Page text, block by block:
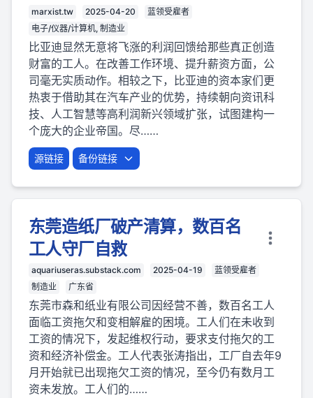
marxist.tw 2025-04-20
蓝领受雇者
电子/仪器/计算机, 制造业
比亚迪显然无意将飞涨的利润回馈给那些真正创造
财富的工人。在改善工作环境、提升薪资方面，公
司毫无实质动作。相较之下，比亚迪的资本家们更
热衷于借助其在汽车产业的优势，持续朝向资讯科
技、人工智慧等高利润新兴领域扩张，试图建构一
个庞大的企业帝国。尽……
源链接 备份链接
东莞造纸厂破产清算，数百名
工人守厂自救
aquariuseras.substack.com 2025-04-19
蓝领受雇者
制造业
广东省
东莞市森和纸业有限公司因经营不善，数百名工人
面临工资拖欠和变相解雇的困境。工人们在未收到
工资的情况下，发起维权行动，要求支付拖欠的工
资和经济补偿金。工人代表张涛指出，工厂自去年9
月开始就已出现拖欠工资的情况，至今仍有数月工
资未发放。工人们的……